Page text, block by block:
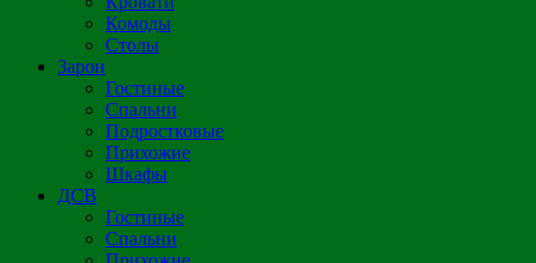
Комоды
Столы
Зарон
Гостиные
Спальни
Подростковые
Прихожие
Шкафы
ДСВ
Гостиные
Спальни